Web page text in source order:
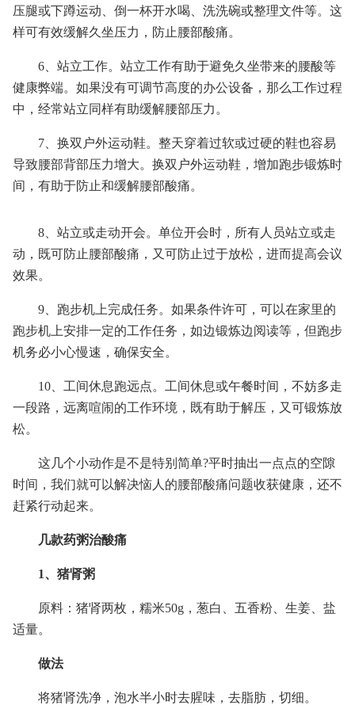
压腿或下蹲运动、倒一杯开水喝、洗洗碗或整理文件等。这
样可有效缓解久坐压力，防止腰部酸痛。
6、站立工作。站立工作有助于避免久坐带来的腰酸等
健康弊端。如果没有可调节高度的办公设备，那么工作过程
中，经常站立同样有助缓解腰部压力。
7、换双户外运动鞋。整天穿着过软或过硬的鞋也容易
导致腰部背部压力增大。换双户外运动鞋，增加跑步锻炼时
间，有助于防止和缓解腰部酸痛。
8、站立或走动开会。单位开会时，所有人员站立或走
动，既可防止腰部酸痛，又可防止过于放松，进而提高会议
效果。
9、跑步机上完成任务。如果条件许可，可以在家里的
跑步机上安排一定的工作任务，如边锻炼边阅读等，但跑步
机务必小心慢速，确保安全。
10、工间休息跑远点。工间休息或午餐时间，不妨多走
一段路，远离喧闹的工作环境，既有助于解压，又可锻炼放
松。
这几个小动作是不是特别简单?平时抽出一点点的空隙
时间，我们就可以解决恼人的腰部酸痛问题收获健康，还不
赶紧行动起来。
几款药粥治酸痛
1、猪肾粥
原料：猪肾两枚，糯米50g，葱白、五香粉、生姜、盐
适量。
做法
将猪肾洗净，泡水半小时去腥味，去脂肪，切细。